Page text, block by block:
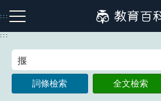
到
主
:::
注音索引圖示 筆畫索引圖示
:::
詞條檢索 全文檢索